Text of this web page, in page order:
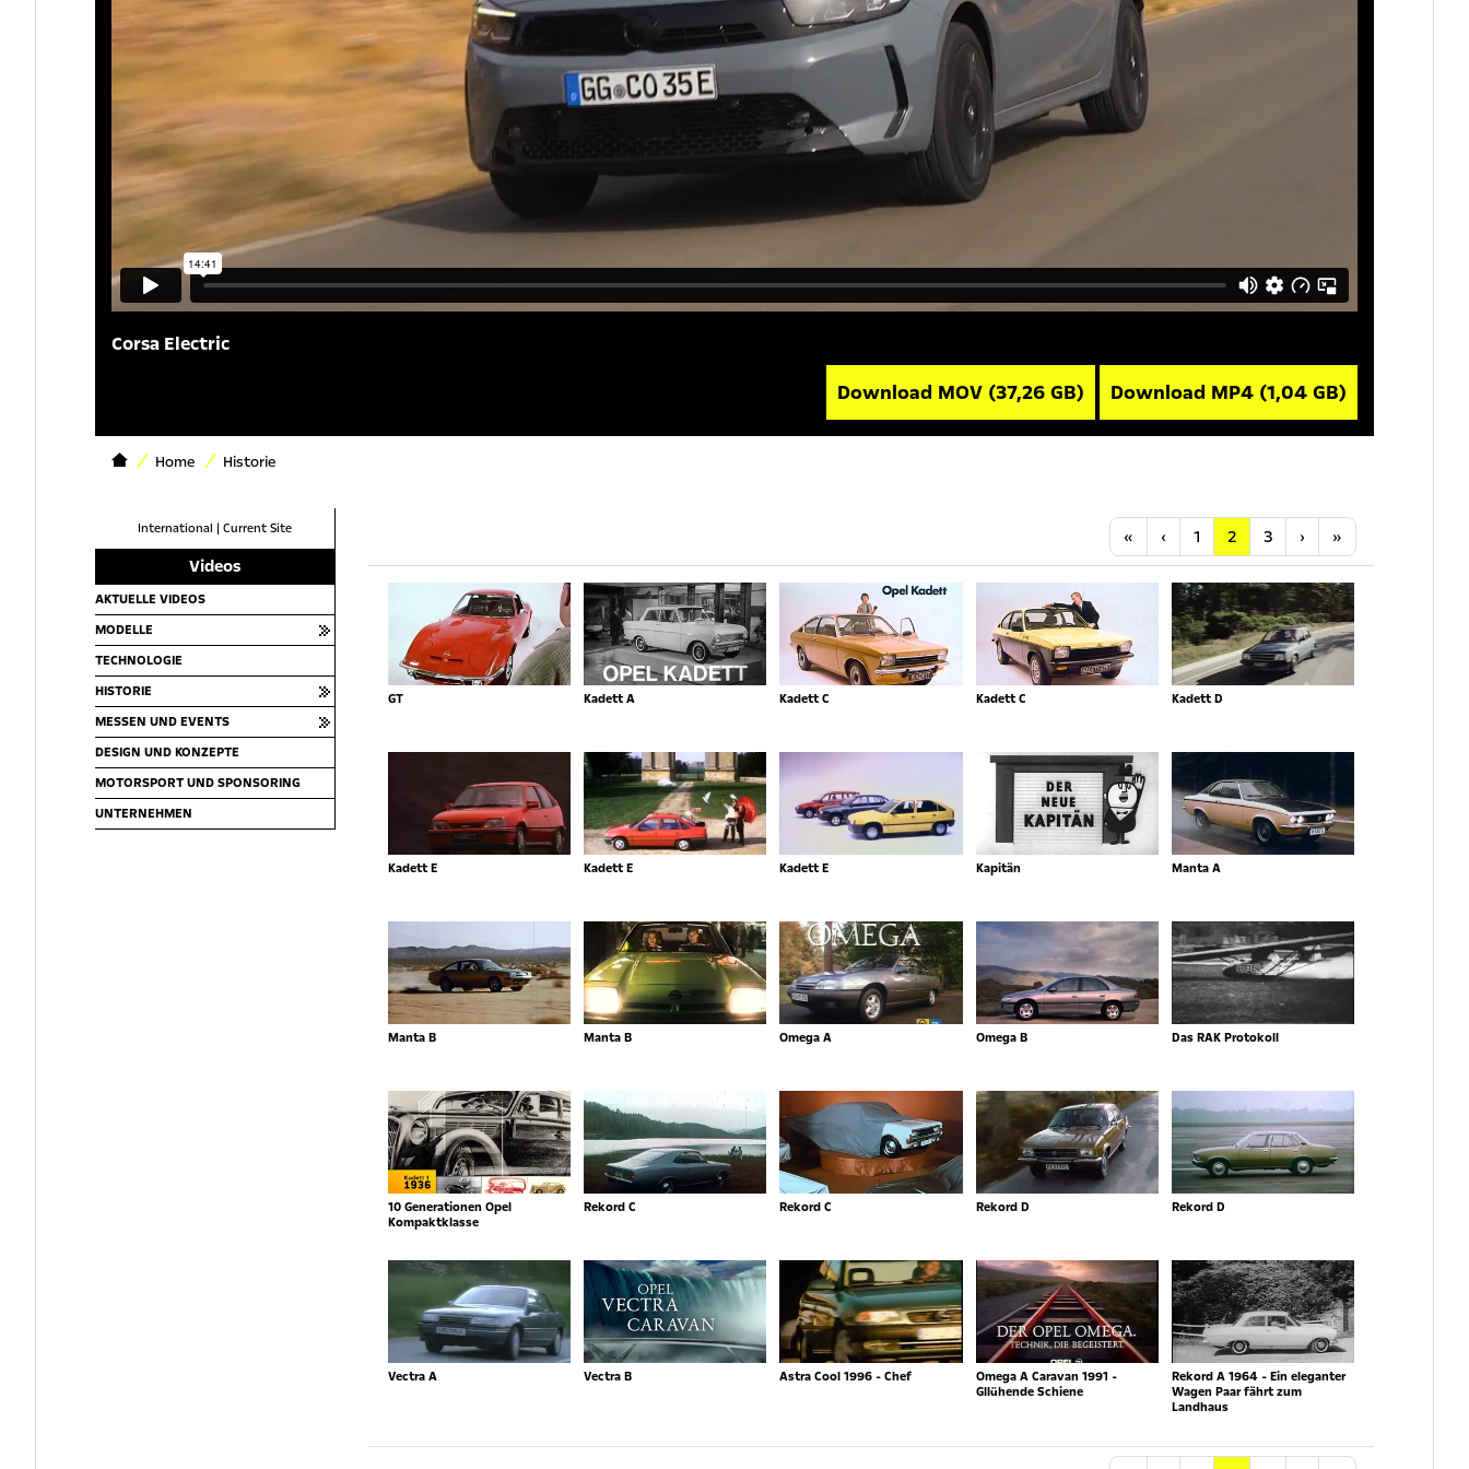
Corsa Electric
Download MOV (37,26 GB) Download MP4 (1,04 GB)
Home Historie
International | Current Site
Videos
AKTUELLE VIDEOS
MODELLE
TECHNOLOGIE
HISTORIE
MESSEN UND EVENTS
DESIGN UND KONZEPTE
MOTORSPORT UND SPONSORING
UNTERNEHMEN
« Anfang
‹ Vorherige
1 2 3 ›Nächste
»
GT Kadett A Kadett C Kadett C Kadett D
Kadett E Kadett E Kadett E Kapitän Manta A
Manta B Manta B Omega A Omega B Das RAK Protokoll
10 Generationen Opel
Kompaktklasse
Rekord C Rekord C Rekord D Rekord D
Vectra A Vectra B Astra Cool 1996 - Chef
Omega A Caravan 1991 -
Gllühende Schiene
Rekord A 1964 - Ein eleganter
Wagen Paar fährt zum
Landhaus